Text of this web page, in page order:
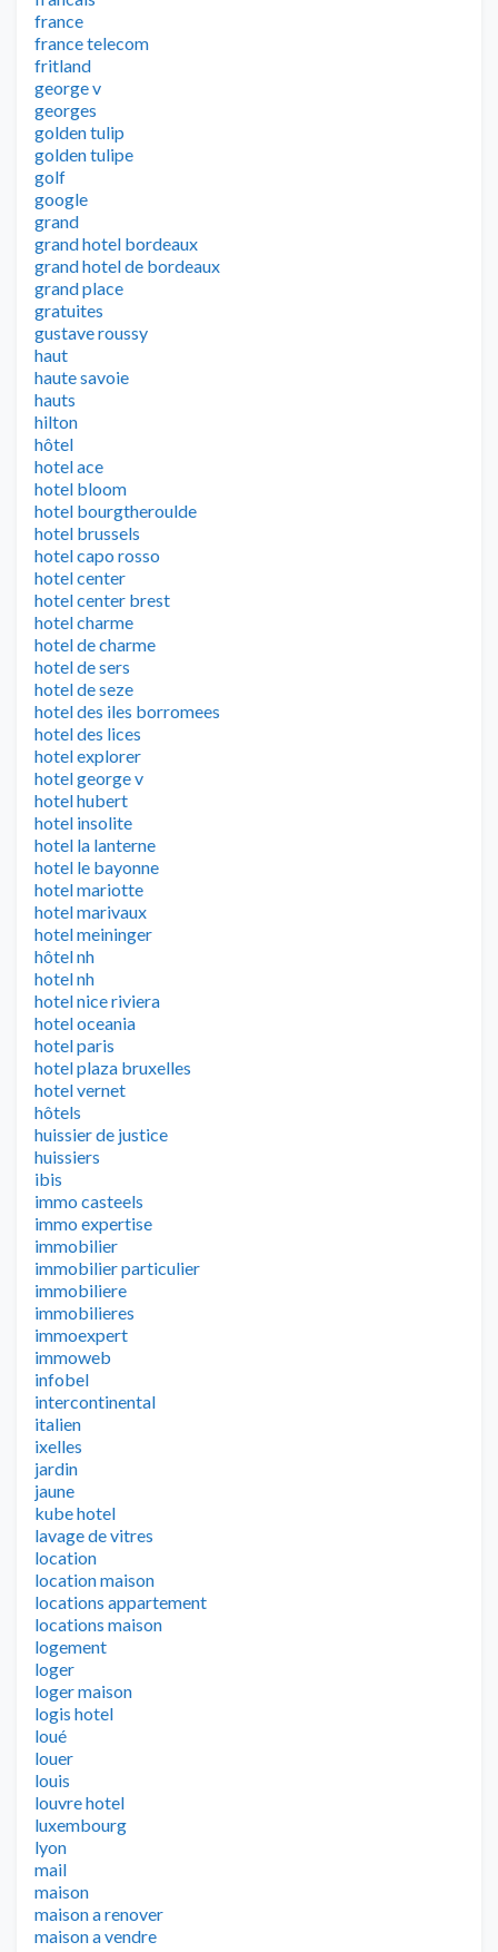
france
france telecom
fritland
george v
georges
golden tulip
golden tulipe
golf
google
grand
grand hotel bordeaux
grand hotel de bordeaux
grand place
gratuites
gustave roussy
haut
haute savoie
hauts
hilton
hôtel
hotel ace
hotel bloom
hotel bourgtheroulde
hotel brussels
hotel capo rosso
hotel center
hotel center brest
hotel charme
hotel de charme
hotel de sers
hotel de seze
hotel des iles borromees
hotel des lices
hotel explorer
hotel george v
hotel hubert
hotel insolite
hotel la lanterne
hotel le bayonne
hotel mariotte
hotel marivaux
hotel meininger
hôtel nh
hotel nh
hotel nice riviera
hotel oceania
hotel paris
hotel plaza bruxelles
hotel vernet
hôtels
huissier de justice
huissiers
ibis
immo casteels
immo expertise
immobilier
immobilier particulier
immobiliere
immobilieres
immoexpert
immoweb
infobel
intercontinental
italien
ixelles
jardin
jaune
kube hotel
lavage de vitres
location
location maison
locations appartement
locations maison
logement
loger
loger maison
logis hotel
loué
louer
louis
louvre hotel
luxembourg
lyon
mail
maison
maison a renover
maison a vendre